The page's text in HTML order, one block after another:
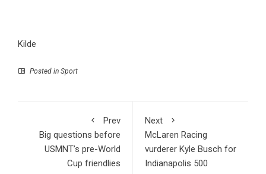
Kilde
Posted in Sport
Prev
Big questions before
USMNT’s pre-World
Cup friendlies
Next
McLaren Racing
vurderer Kyle Busch for
Indianapolis 500